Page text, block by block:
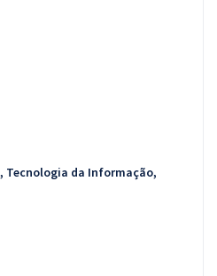
da Informação,